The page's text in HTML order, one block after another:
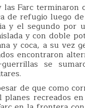
Farc terminaron
de refugio luego
y el segundo por
y con doble
y coca, a su vez
encontraron
guerrillas se
de que como
planes recreados